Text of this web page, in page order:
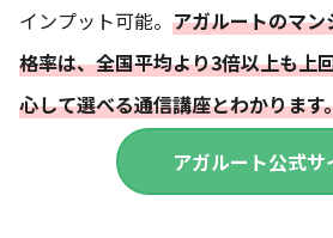
インプット可能。 アガルートのマ
格率は、全国平均より3倍以上も上
心して選べる通信講座とわかります
アガルート公式サ